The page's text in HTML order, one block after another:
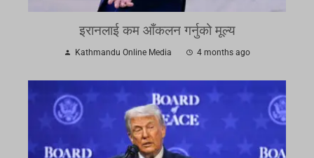
इरानलाई कम आँकलन गर्नुको मूल्य
Kathmandu Online Media 4 months ago